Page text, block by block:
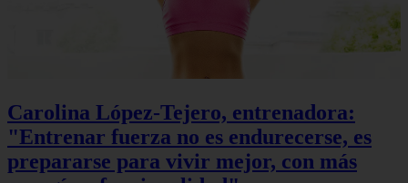
Carolina López-Tejero, entrenadora:
"Entrenar fuerza no es endurecerse, es
prepararse para vivir mejor, con más